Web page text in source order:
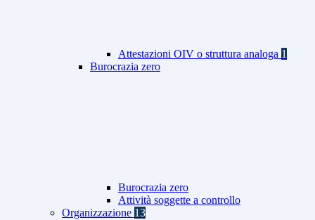
Attestazioni OIV o struttura analoga 1
Burocrazia zero
Burocrazia zero
Attività soggette a controllo
Organizzazione 13